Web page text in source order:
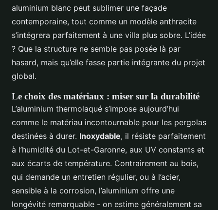
aluminium blanc peut sublimer une façade
contemporaine, tout comme un modèle anthracite
s’intégrera parfaitement à une villa plus sobre. L’idée
? Que la structure ne semble pas posée là par
hasard, mais qu’elle fasse partie intégrante du projet
global.
Le choix des matériaux : miser sur la durabilité
L’aluminium thermolaqué s’impose aujourd’hui
comme le matériau incontournable pour les pergolas
destinées à durer. Inoxydable, il résiste parfaitement
à l’humidité du Lot-et-Garonne, aux UV constants et
aux écarts de température. Contrairement au bois,
qui demande un entretien régulier, ou à l’acier,
sensible à la corrosion, l’aluminium offre une
longévité remarquable - on estime généralement sa